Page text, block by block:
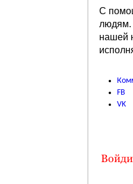
С
людям.
нашей
FB
VK